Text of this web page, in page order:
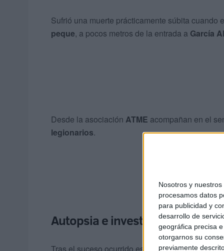
Nosotros y nuestros
procesamos datos
para publicidad y
desarrollo de
geográfica precisa
otorgarnos su
previamente
Sufrió una muerte prácticamente súbita cuando
peque, a pocos metros de la entrada a García
Desde la asociación ATME acompañan en el
legionarios.
Autopsia e investigación